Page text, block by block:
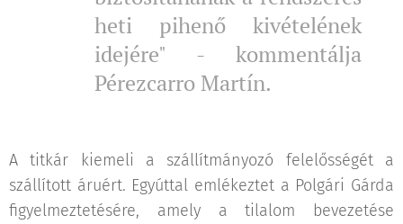
heti pihenő kivételének
idejére" - kommentálja
Pérezcarro Martín.
A titkár kiemeli a szállítmányozó felelősségét a
szállított áruért. Egyúttal emlékeztet a Polgári Gárda
figyelmeztetésére, amely a tilalom bevezetése